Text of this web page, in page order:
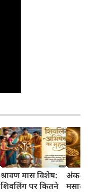
श्रावण मास विशेष:
शिवलिंग पर कितने
अंक-
मसाले